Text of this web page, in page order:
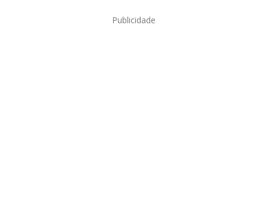
Publicidade